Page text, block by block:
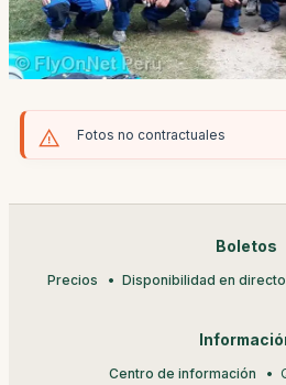
Fotos no contractuales
Boletos
Precios Disponibilidad en directo
Centro de información